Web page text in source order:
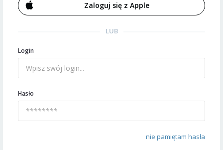
Zaloguj się z Apple
LUB
Login
Hasło
nie pamiętam hasła